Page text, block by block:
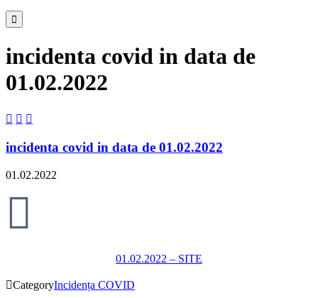

incidenta covid in data de
01.02.2022
  
incidenta covid in data de 01.02.2022
01.02.2022

01.02.2022 – SITE
CategoryIncidența COVID